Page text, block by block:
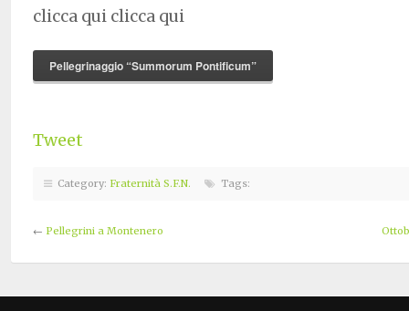
clicca qui clicca qui
Pellegrinaggio “Summorum Pontificum”
Tweet
Category: Fraternità S.F.N. Tags:
← Pellegrini a Montenero